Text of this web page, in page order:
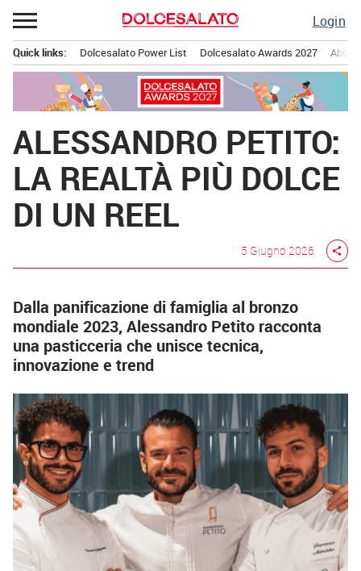
Passa
al
contenuto
Login
principale
Quick links: Dolcesalato Power List Dolcesalato Awards 2027
ALESSANDRO PETITO:
LA REALTÀ PIÙ DOLCE
DI UN REEL
5 Giugno 2026 share
Dalla panificazione di famiglia al bronzo
mondiale 2023, Alessandro Petito racconta
una pasticceria che unisce tecnica,
innovazione e trend